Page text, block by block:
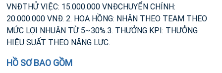
VNĐTHỬ VIỆC: 15.000.000 VNĐCHUYỂN CHÍNH:
20.000.000 VNĐ. 2. HOA HỒNG: NHẬN THEO TEAM THEO
MỨC LỢI NHUẬN TỪ 5~30%.3. THƯỞNG KPI: THƯỞNG
HIỆU SUẤT THEO NĂNG LỰC.
HỒ SƠ BAO GỒM